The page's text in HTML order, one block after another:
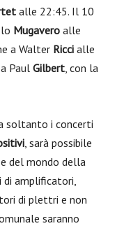
alle 22:45. Il 10
Mugavero alle
a Walter Ricci alle
Paul Gilbert, con la
soltanto i concerti
, sarà possibile
del mondo della
amplificatori,
di plettri e non
saranno